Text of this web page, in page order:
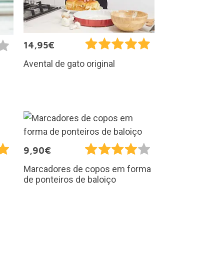
14,95€
Avental de gato original
9,90€
Marcadores de copos em forma
de ponteiros de baloiço